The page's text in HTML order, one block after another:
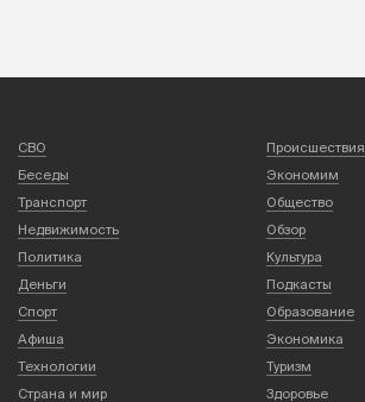
СВО
Происшествия
Беседы
Экономим
Транспорт
Общество
Недвижимость
Обзор
Политика
Культура
Деньги
Подкасты
Спорт
Образование
Афиша
Экономика
Технологии
Туризм
Страна и мир
Здоровье